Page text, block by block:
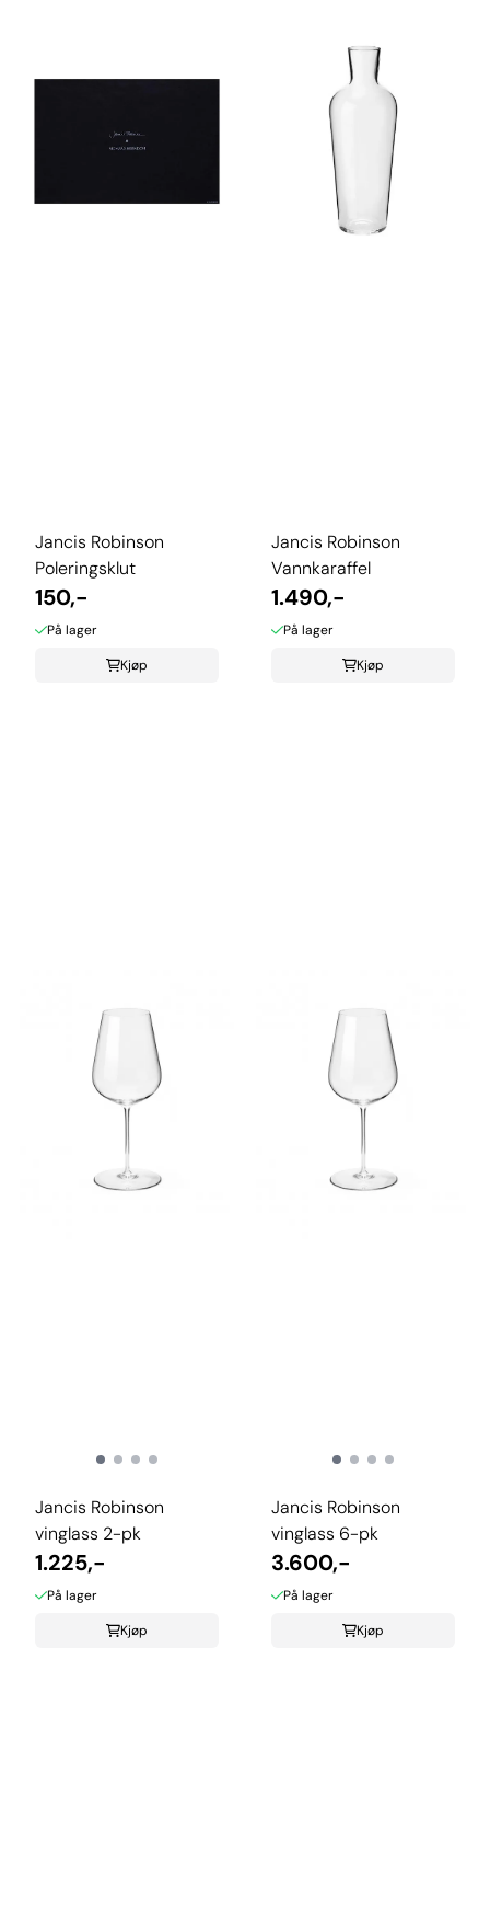
Jancis Robinson
Poleringsklut
150,-
På lager
Kjøp
Jancis Robinson
Vannkaraffel
1.490,-
På lager
Kjøp
Jancis Robinson
vinglass 2-pk
1.225,-
På lager
Kjøp
Jancis Robinson
vinglass 6-pk
3.600,-
På lager
Kjøp